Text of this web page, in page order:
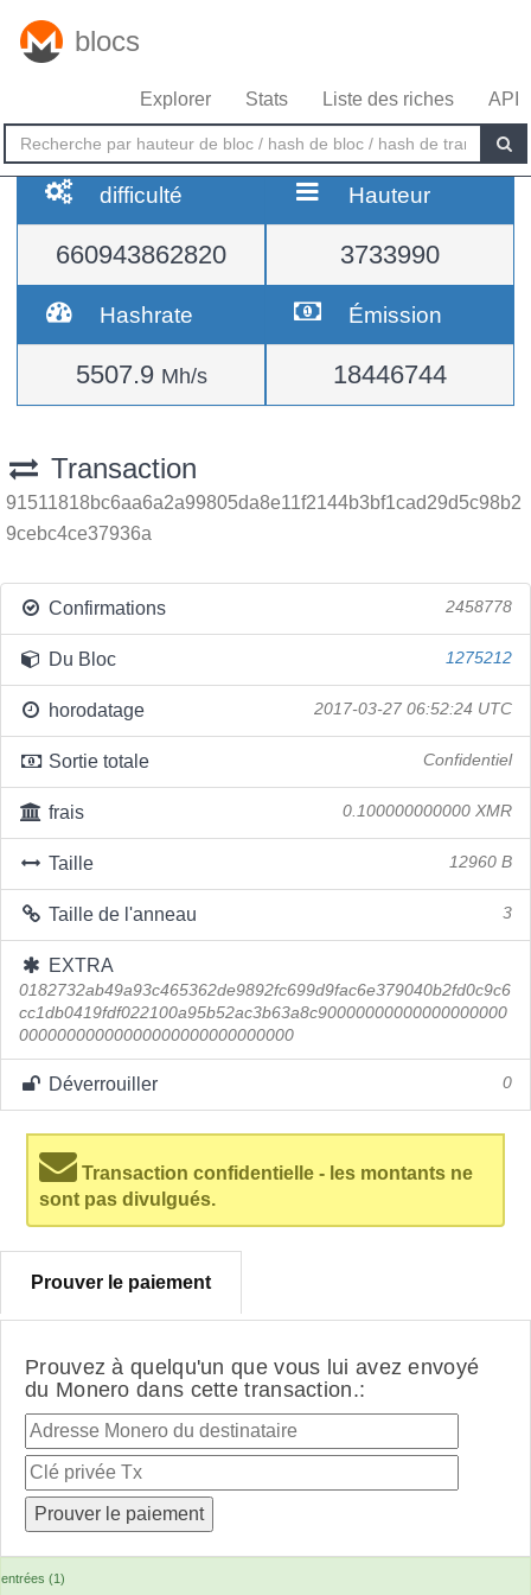
blocs
Explorer Stats Liste des riches API
difficulté
660943862820
Hauteur
3733990
Hashrate
5507.9 Mh/s
Émission
18446744
Transaction
91511818bc6aa6a2a99805da8e11f2144b3bf1cad29d5c98b2
9cebc4ce37936a
Confirmations 2458778
Du Bloc 1275212
horodatage 2017-03-27 06:52:24 UTC
Sortie totale Confidentiel
frais 0.100000000000 XMR
Taille 12960 B
Taille de l'anneau 3
EXTRA
0182732ab49a93c465362de9892fc699d9fac6e379040b2fd0c9c6
cc1db0419fdf022100a95b52ac3b63a8c90000000000000000000
00000000000000000000000000000
Déverrouiller 0
Transaction confidentielle - les montants ne
sont pas divulgués.
Prouver le paiement
Prouvez à quelqu'un que vous lui avez envoyé
du Monero dans cette transaction.:
entrées (1)